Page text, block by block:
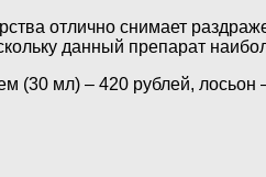
отлично снимает
данный препарат
(30 мл) – 420 рублей,